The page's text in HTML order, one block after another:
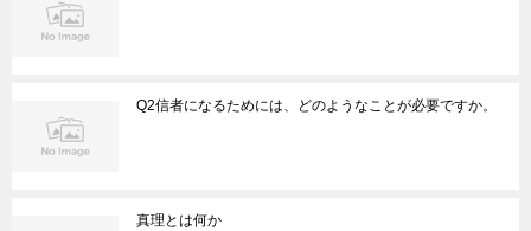
Q2信者になるためには、どのようなことが必要ですか。
真理とは何か